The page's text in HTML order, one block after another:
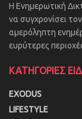
Η Ενημερωτική
να συγχρονίσει
αμερόληπτη
ευρύτερες
ΚΑΤΗΓΟΡΙΕΣ
EXODUS
LIFESTYLE